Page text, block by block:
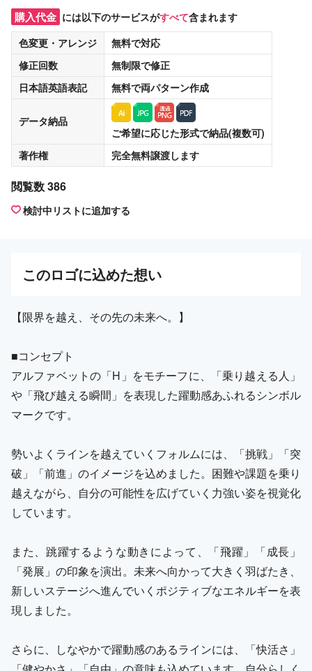
購入代金 には以下のサービスがすべて含まれます
色変更・アレンジ
無料で対応
修正回数
無制限で修正
日本語英語表記
無料で両パターン作成
データ納品
ご希望に応じた形式で納品(複数可)
著作権
完全無料譲渡します
閲覧数 386
検討中リストに追加する
このロゴに込めた想い
【限界を越え、その先の未来へ。】
■コンセプト
アルファベットの「H」をモチーフに、「乗り越える人」
や「飛び越える瞬間」を表現した躍動感あふれるシンボル
マークです。
勢いよくラインを越えていくフォルムには、「挑戦」「突
破」「前進」のイメージを込めました。困難や課題を乗り
越えながら、自分の可能性を広げていく力強い姿を視覚化
しています。
また、跳躍するような動きによって、「飛躍」「成長」
「発展」の印象を演出。未来へ向かって大きく羽ばたき、
新しいステージへ進んでいくポジティブなエネルギーを表
現しました。
さらに、しなやかで躍動感のあるラインには、「快活さ」